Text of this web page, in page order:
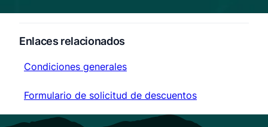
Enlaces relacionados
Condiciones generales
Condiciones generales
Formulario de solicitud de descuentos
Formulario de solicitud de descuentos